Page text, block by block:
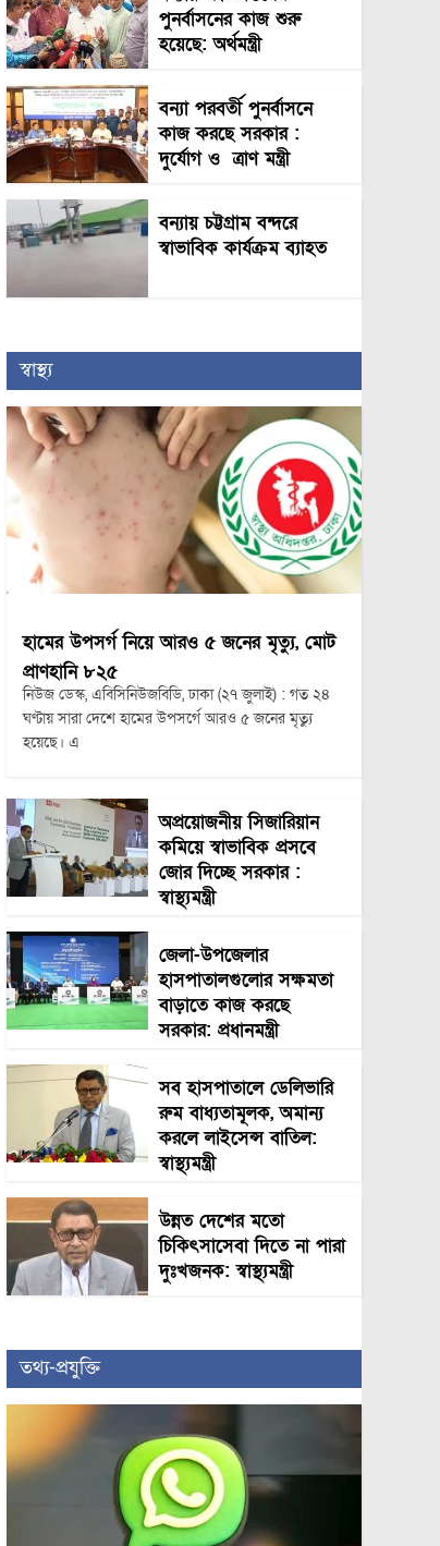
পুনর্বাসনের কাজ শুরু
হয়েছে: অর্থমন্ত্রী
বন্যা পরবর্তী পুনর্বাসনে
কাজ করছে সরকার :
দুর্যোগ ও ত্রাণ মন্ত্রী
বন্যায় চট্টগ্রাম বন্দরে
স্বাভাবিক কার্যক্রম ব্যাহত
স্বাস্থ্য
হামের উপসর্গ নিয়ে আরও ৫ জনের মৃত্যু, মোট
প্রাণহানি ৮২৫
নিউজ ডেস্ক, এবিসিনিউজবিডি, ঢাকা (২৭ জুলাই) : গত ২৪
ঘণ্টায় সারা দেশে হামের উপসর্গে আরও ৫ জনের মৃত্যু
হয়েছে। এ
অপ্রয়োজনীয় সিজারিয়ান
কমিয়ে স্বাভাবিক প্রসবে
জোর দিচ্ছে সরকার :
স্বাস্থ্যমন্ত্রী
জেলা-উপজেলার
হাসপাতালগুলোর সক্ষমতা
বাড়াতে কাজ করছে
সরকার: প্রধানমন্ত্রী
সব হাসপাতালে ডেলিভারি
রুম বাধ্যতামূলক, অমান্য
করলে লাইসেন্স বাতিল:
স্বাস্থ্যমন্ত্রী
উন্নত দেশের মতো
চিকিৎসাসেবা দিতে না পারা
দুঃখজনক: স্বাস্থ্যমন্ত্রী
তথ্য-প্রযুক্তি